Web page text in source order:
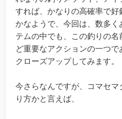
すれば、かなりの高確率で
かなようで、今回は、数多く
テムの中でも、この釣りの
ど重要なアクションの一つ
クローズアップしてみます。
今さらなんですが、コマセ
り方かと言えば、